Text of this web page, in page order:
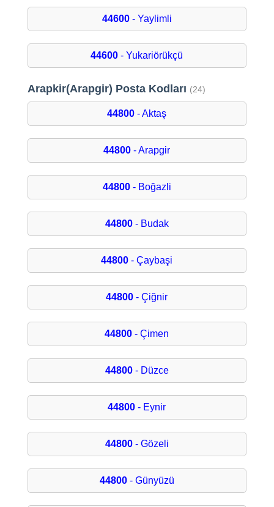
44600- Yaylimli
44600 - Yukariörükçü
Arapkir(Arapgir) Posta Kodları (24)
44800 - Aktaş
44800 - Arapgir
44800- Boğazli
44800- Budak
44800 - Çaybaşi
44800 - Çiğnir
44800 - Çimen
44800- Düzce
44800 - Eynir
44800- Gözeli
44800- Günyüzü